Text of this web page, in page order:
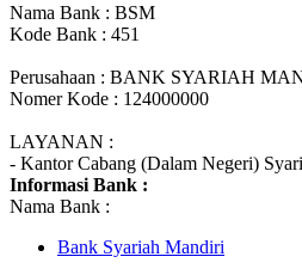
Nama Bank : BSM
Kode Bank : 451
Perusahaan : BANK SYARIAH
Nomer Kode : 124000000
LAYANAN :
- Kantor Cabang (Dalam Negeri)
Informasi Bank :
Nama Bank :
Bank Syariah Mandiri